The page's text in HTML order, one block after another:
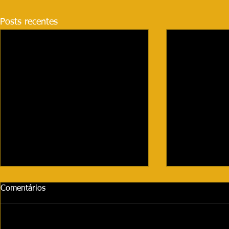
Posts recentes
Comentários